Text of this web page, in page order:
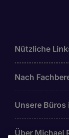
Nützliche
Nach
Unsere
Über Michael